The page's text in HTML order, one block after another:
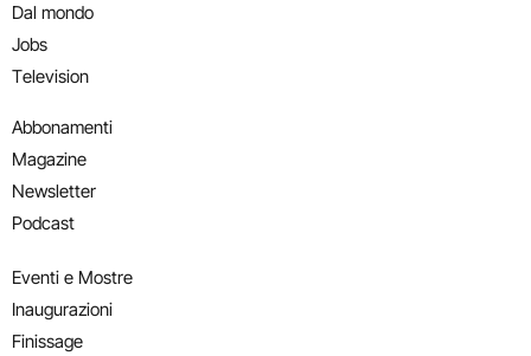
Dal mondo
Jobs
Television
Abbonamenti
Magazine
Newsletter
Podcast
Eventi e Mostre
Inaugurazioni
Finissage